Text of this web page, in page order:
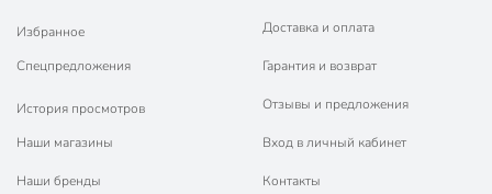
Избранное
Спецпредложения
История просмотров
Наши магазины
Наши бренды
Доставка и оплата
Гарантия и возврат
Отзывы и предложения
Вход в личный кабинет
Контакты